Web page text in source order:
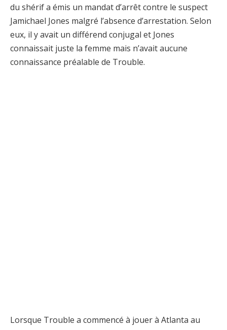
du shérif a émis un mandat d’arrêt contre le suspect
Jamichael Jones malgré l’absence d’arrestation. Selon
eux, il y avait un différend conjugal et Jones
connaissait juste la femme mais n’avait aucune
connaissance préalable de Trouble.
Lorsque Trouble a commencé à jouer à Atlanta au